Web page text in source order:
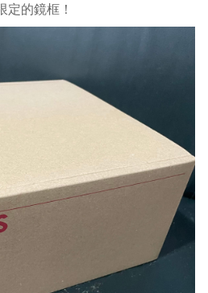
定的鏡框！